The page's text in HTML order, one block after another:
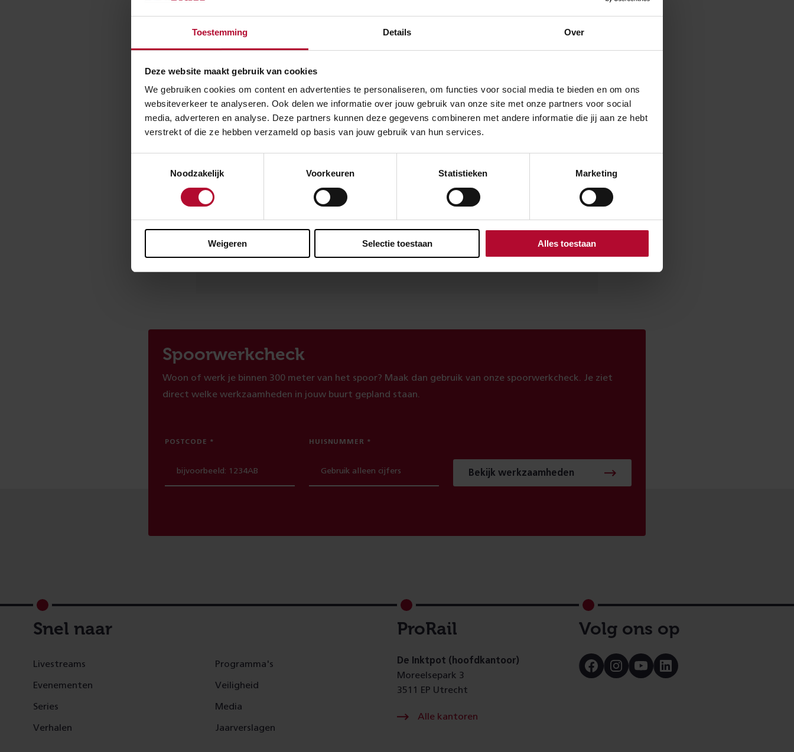
Toestemming Details Over
Deze website maakt gebruik van cookies
We gebruiken cookies om content en advertenties te personaliseren, om functies voor social media te bieden en om ons
websiteverkeer te analyseren. Ook delen we informatie over jouw gebruik van onze site met onze partners voor social
media, adverteren en analyse. Deze partners kunnen deze gegevens combineren met andere informatie die jij aan ze hebt
verstrekt of die ze hebben verzameld op basis van jouw gebruik van hun services.
Noodzakelijk
Voorkeuren Statistieken Marketing
Weigeren Selectie toestaan Alles toestaan
op deze vraag?
Waarom moeten de bestaande gebouwen vervangen worden?
Ben je tevreden over de informatie op deze pagina? Ja Nee
Spoorwerkcheck
Woon of werk je binnen 300 meter van het spoor? Maak dan gebruik van onze spoorwerkcheck. Je ziet
direct welke werkzaamheden in jouw buurt gepland staan.
POSTCODE HUISNUMMER
Bekijk werkzaamheden
Footer
Snel naar
Livestreams
Evenementen
Series
Verhalen
Programma's
Veiligheid
Media
Jaarverslagen
ProRail
De Inktpot (hoofdkantoor)
Moreelsepark 3
3511 EP Utrecht
Alle kantoren
Volg ons op
Bezoek
onze
Bezoek
onze
Bezoek
onze
Bezoek
onze